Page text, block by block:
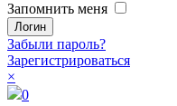
Запомнить меня
Забыли пароль?
Зарегистрироваться
×
0